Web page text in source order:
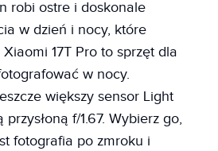
robi ostre i doskonale
w dzień i nocy, które
17T Pro to sprzęt dla
w nocy.
większy sensor Light
f/1.67. Wybierz go,
fotografia po zmroku i